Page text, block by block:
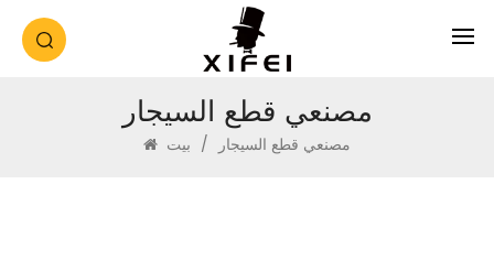
مصنعي قطع السيجار
/ مصنعي قطع السيجار